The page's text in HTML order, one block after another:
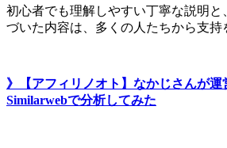
初心者でも理解しやすい丁寧な説明と
づいた内容は、多くの人たちから支持
》【アフィリノオト】なかじさんが運
Similarwebで分析してみた